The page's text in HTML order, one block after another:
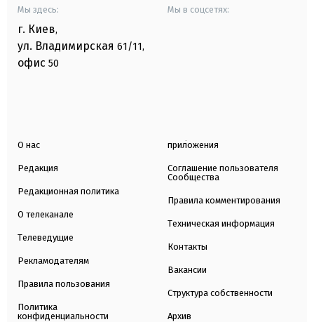
Мы здесь:
г. Киев,
ул. Владимирская 61/11,
офис 50
Мы в соцсетях:
О нас
Редакция
Редакционная политика
О телеканале
Телеведущие
Рекламодателям
Правила пользования
Политика
конфиденциальности
приложения
Соглашение пользователя
Сообщества
Правила комментирования
Техническая информация
Контакты
Вакансии
Структура собственности
Архив